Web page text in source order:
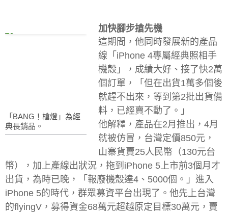
「BANG！槍燈」為經
典長銷品。
加快腳步搶先機
這期間，他同時發展新的產品
線「iPhone 4專屬經典照相手
機殼」，成績大好、接了快2萬
個訂單，「但在出貨1萬多個後
就趕不出來，等到第2批出貨備
料，已經賣不動了。」
他解釋，產品在2月推出，4月
就被仿冒，台灣定價850元，
山寨貨賣25人民幣（130元台
幣），加上產線出狀況，拖到iPhone 5上市前3個月才
出貨，為時已晚，「報廢機殼達4、5000個。」進入
iPhone 5的時代，群眾募資平台出現了。他先上台灣
的flyingV，募得資金68萬元超越原定目標30萬元，賣